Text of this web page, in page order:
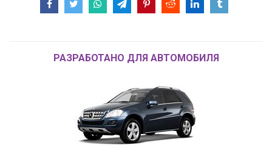
РАЗРАБОТАНО ДЛЯ АВТОМОБИЛЯ